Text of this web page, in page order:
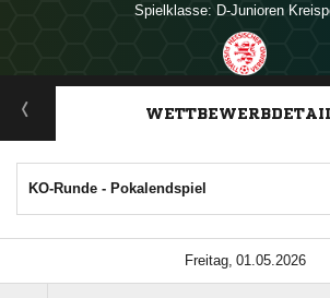
Spielklasse: D-Junioren
ANZEIGE
KO-Runde - Pokalendspiel
 